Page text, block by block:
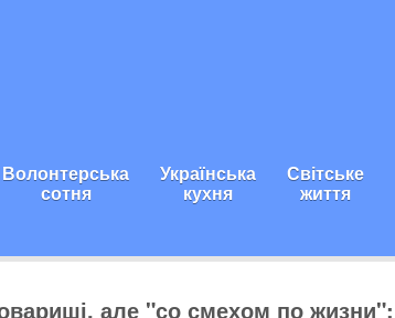
Волонтерська
сотня
Українська
кухня
Світське
життя
але "со смехом по жизни":